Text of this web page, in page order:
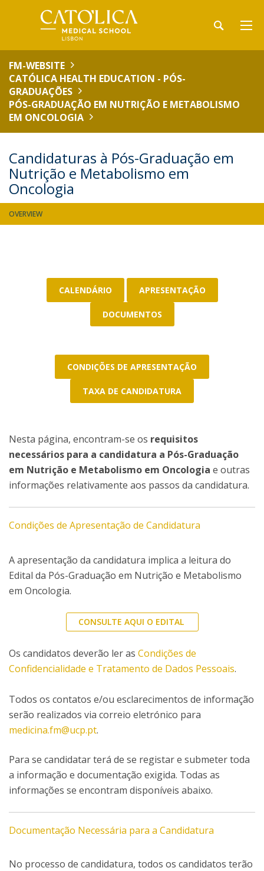
FM-WEBSITE
CATÓLICA HEALTH EDUCATION - PÓS-
GRADUAÇÕES
PÓS-GRADUAÇÃO EM NUTRIÇÃO E METABOLISMO
EM ONCOLOGIA
Candidaturas à Pós-Graduação em
Nutrição e Metabolismo em
Oncologia
OVERVIEW
CALENDÁRIO APRESENTAÇÃO
DOCUMENTOS
CONDIÇÕES DE APRESENTAÇÃO
TAXA DE CANDIDATURA
Nesta página, encontram-se os requisitos
necessários para a candidatura a Pós-Graduação
em Nutrição e Metabolismo em Oncologia e outras
informações relativamente aos passos da candidatura.
Condições de Apresentação de Candidatura
A apresentação da candidatura implica a leitura do
Edital da Pós-Graduação em Nutrição e Metabolismo
em Oncologia.
CONSULTE AQUI O EDITAL
Os candidatos deverão ler as Condições de
Confidencialidade e Tratamento de Dados Pessoais.
Todos os contatos e/ou esclarecimentos de informação
serão realizados via correio eletrónico para
medicina.fm@ucp.pt.
Para se candidatar terá de se registar e submeter toda
a informação e documentação exigida. Todas as
informações se encontram disponíveis abaixo.
Documentação Necessária para a Candidatura
No processo de candidatura, todos os candidatos terão